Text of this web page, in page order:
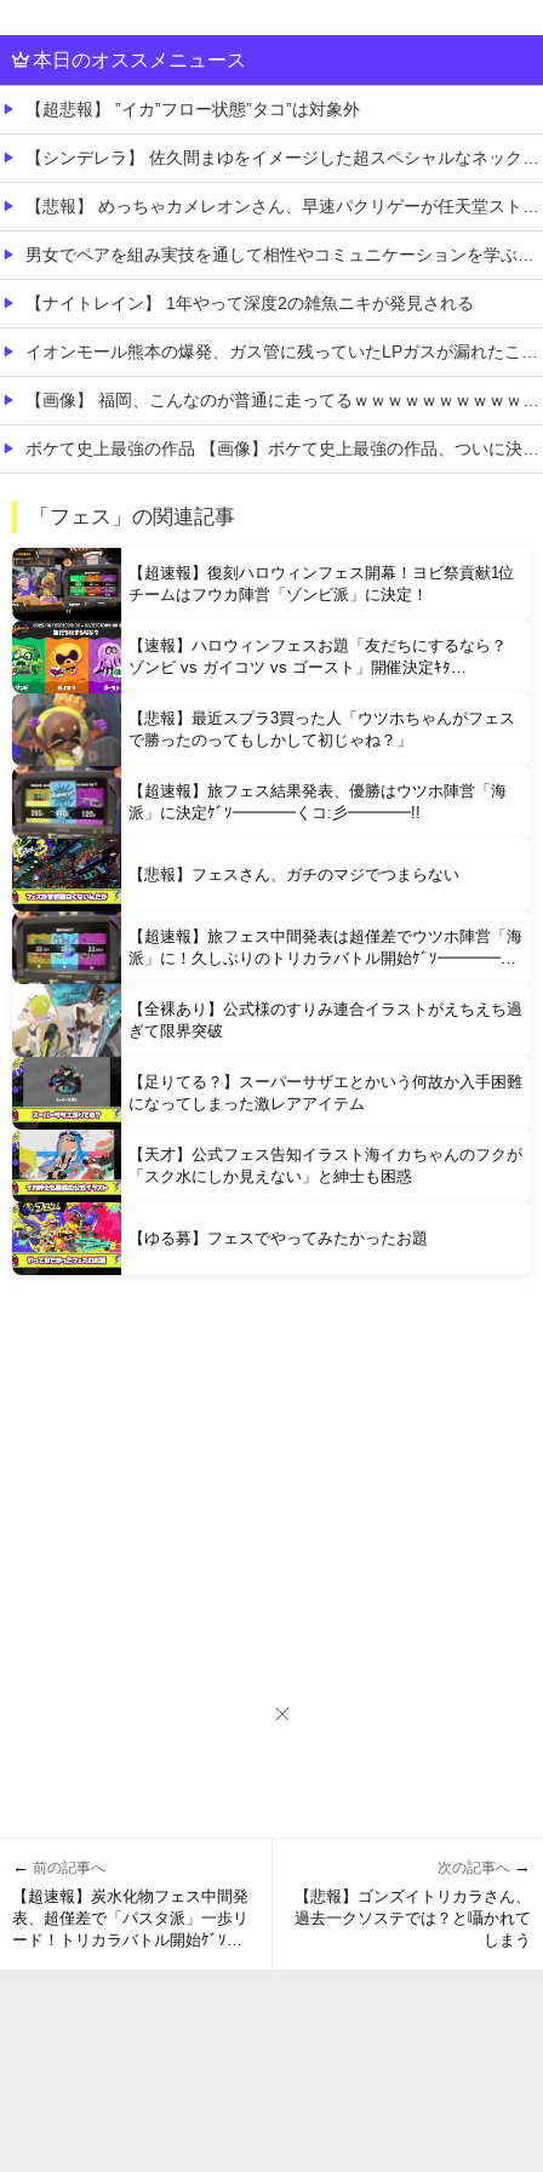
本日のオススメニュース
【超悲報】 ”イカ”フロー状態”タコ”は対象外
【シンデレラ】 佐久間まゆをイメージした超スペシャルなネックレスが登場する件について
【悲報】 めっちゃカメレオンさん、早速パクリゲーが任天堂ストアに登場してしまう……
男女でペアを組み実技を通して相性やコミュニケーションを学ぶ性教育実習
【ナイトレイン】 1年やって深度2の雑魚ニキが発見される
イオンモール熊本の爆発、ガス管に残っていたLPガスが漏れたことが原因か 経産省が全国の大規模施設でガス供給設備の点検要請
【画像】 福岡、こんなのが普通に走ってるｗｗｗｗｗｗｗｗｗｗｗｗｗｗｗｗｗｗｗｗｗｗｗｗｗｗｗｗｗｗｗｗｗｗｗｗｗｗｗｗ
ボケて史上最強の作品 【画像】ボケて史上最強の作品、ついに決まるｗｗｗｗｗｗｗｗ
【悲報】 シャコタンのプリウスを笑った運転手、散る………
Powered by livedoor 相互RSS
「フェス」の関連記事
【超速報】復刻ハロウィンフェス開幕！ヨビ祭貢献1位
チームはフウカ陣営「ゾンビ派」に決定！
【速報】ハロウィンフェスお題「友だちにするなら？
ゾンビ vs ガイコツ vs ゴースト」開催決定ｷﾀ
【悲報】最近スプラ3買った人「ウツホちゃんがフェス
で勝ったのってもしかして初じゃね？」
【超速報】旅フェス結果発表、優勝はウツホ陣営「海
派」に決定ｹﾞｿ━━━━くコ:彡━━━━!!
【悲報】フェスさん、ガチのマジでつまらない
【超速報】旅フェス中間発表は超僅差でウツホ陣営「海
派」に！久しぶりのトリカラバトル開始ｹﾞｿ━━━━く
【全裸あり】公式様のすりみ連合イラストがえちえち過
ぎて限界突破
【足りてる？】スーパーサザエとかいう何故か入手困難
になってしまった激レアアイテム
【天才】公式フェス告知イラスト海イカちゃんのフクが
「スク水にしか見えない」と紳士も困惑
【ゆる募】フェスでやってみたかったお題
← 前の記事へ
【超速報】炭水化物フェス中間発
表、超僅差で「パスタ派」一歩リ
ード！トリカラバトル開始ｹﾞｿ
次の記事へ →
【悲報】ゴンズイトリカラさん、
過去一クソステでは？と囁かれて
しまう